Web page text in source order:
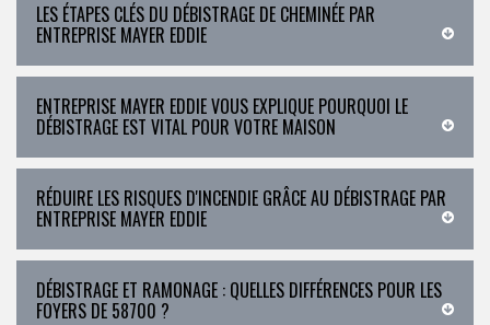
LES ÉTAPES CLÉS DU DÉBISTRAGE DE CHEMINÉE PAR
ENTREPRISE MAYER EDDIE
ENTREPRISE MAYER EDDIE VOUS EXPLIQUE POURQUOI LE
DÉBISTRAGE EST VITAL POUR VOTRE MAISON
RÉDUIRE LES RISQUES D'INCENDIE GRÂCE AU DÉBISTRAGE PAR
ENTREPRISE MAYER EDDIE
DÉBISTRAGE ET RAMONAGE : QUELLES DIFFÉRENCES POUR LES
FOYERS DE 58700 ?